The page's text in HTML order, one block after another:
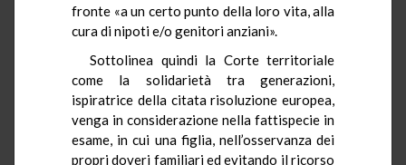
fronte «a un certo punto della loro vita, alla
cura di nipoti e/o genitori anziani».
Sottolinea quindi la Corte territoriale
come la solidarietà tra generazioni,
ispiratrice della citata risoluzione europea,
venga in considerazione nella fattispecie in
esame, in cui una figlia, nell’osservanza dei
propri doveri familiari ed evitando il ricorso